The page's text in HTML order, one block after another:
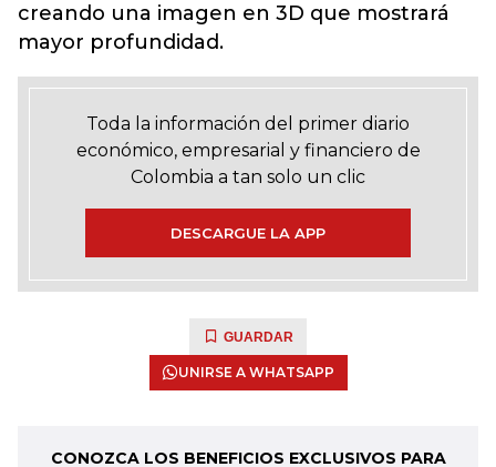
creando una imagen en 3D que mostrará
mayor profundidad.
Toda la información del primer diario
económico, empresarial y financiero de
Colombia a tan solo un clic
DESCARGUE LA APP
GUARDAR
UNIRSE A WHATSAPP
CONOZCA LOS BENEFICIOS EXCLUSIVOS PARA